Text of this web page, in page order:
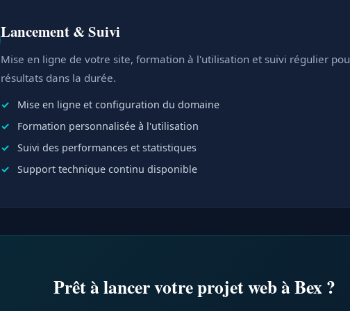
Lancement & Suivi
Mise en ligne de votre site, formation à l'utilisation et suivi régulier
résultats dans la durée.
Mise en ligne et configuration du domaine
Formation personnalisée à l'utilisation
Suivi des performances et statistiques
Support technique continu disponible
Prêt à lancer votre projet web à Bex ?